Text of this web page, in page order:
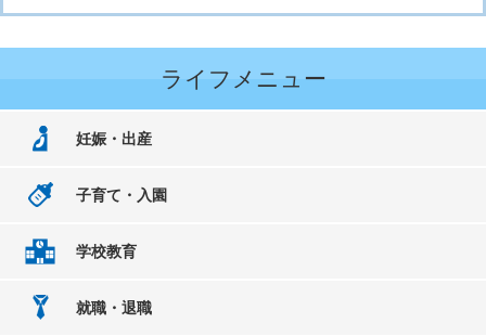
ライフメニュー
妊娠・出産
子育て・入園
学校教育
就職・退職